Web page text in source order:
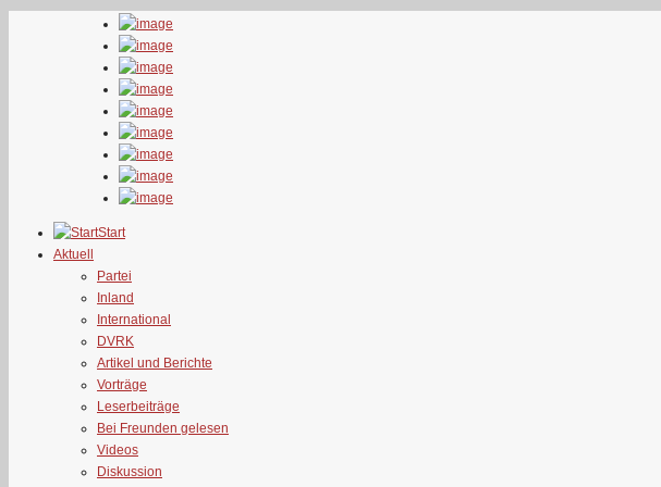
Start
Aktuell
Partei
Inland
International
DVRK
Artikel und Berichte
Vorträge
Leserbeiträge
Bei Freunden gelesen
Videos
Diskussion